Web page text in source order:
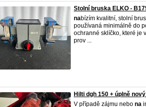
Stolní bruska ELKO -
nabízím kvalitní, stolní
používaná minimálně do
ochranné sklíčko, které je
prov ...
Hilti dgh 150 + úplně
V případě zájmu nebo na